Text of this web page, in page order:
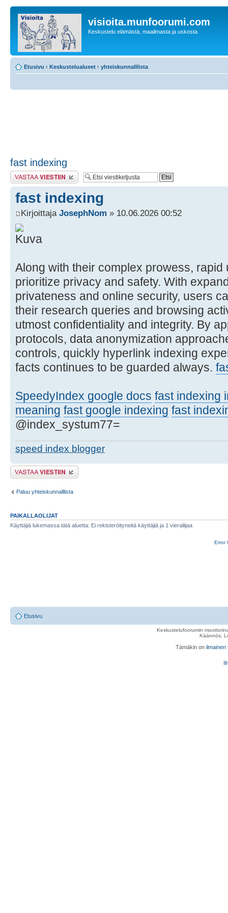
visioita.munfoorumi.com
Keskustelu elämästä, maailmasta ja uskosta
Etusivu ‹ Keskustelualueet ‹ yhteiskunnalllista
fast indexing
Lähetä vastaus
fast indexing
Kirjoittaja JosephNom » 10.06.2026 00:52
Along with their complex prowess,
prioritize privacy and safety. With
privateness and online security, users
their research queries and browsing
utmost confidentiality and integrity. By
protocols, data anonymization
controls, quickly hyperlink indexing
facts continues to be guarded always.
SpeedyIndex google docs fast indexing
meaning fast google indexing fast
@index_systum77=
speed index blogger
Lähetä vastaus
Paluu yhteiskunnalllista
PAIKALLAOLIJAT
Käyttäjiä lukemassa tätä aluetta: Ei rekisteröityneitä käyttäjiä ja 1 vierailijaa
Error
Etusivu
Keskustelufoorumin
Käännös,
Tämäkin on ilmainen